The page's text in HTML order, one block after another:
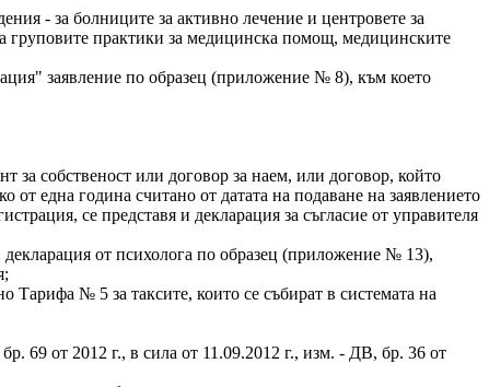
- за болниците за активно лечение и центровете за
груповите практики за медицинска помощ, медицинските
заявление по образец (приложение № 8), към което
за собственост или договор за наем, или договор, който
от една година считано от датата на подаване на заявлението
се представя и декларация за съгласие от управителя
от психолога по образец (приложение № 13),
Тарифа № 5 за таксите, които се събират в системата на
69 от 2012 г., в сила от 11.09.2012 г., изм. - ДВ, бр. 36 от